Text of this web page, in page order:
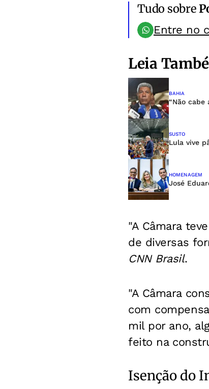
Tudo sobre
Entre no
Leia
BAHIA
“Não cabe
SUSTO
Lula vive
HOMENAGEM
José
"A Câmara
de diversas
CNN Brasil.
"A Câmara
com
mil por ano,
feito na
Isenção do